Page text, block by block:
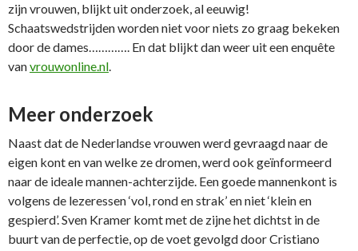
zijn vrouwen, blijkt uit onderzoek, al eeuwig!
Schaatswedstrijden worden niet voor niets zo graag bekeken
door de dames…………. En dat blijkt dan weer uit een enquête
vanvrouwonline.nl.
Meer onderzoek
Naast dat de Nederlandse vrouwen werd gevraagd naar de
eigen kont en van welke ze dromen, werd ook geïnformeerd
naar de ideale mannen-achterzijde. Een goede mannenkont is
volgens de lezeressen ‘vol, rond en strak’ en niet ‘klein en
gespierd’. Sven Kramer komt met de zijne het dichtst in de
buurt van de perfectie, op de voet gevolgd door Cristiano